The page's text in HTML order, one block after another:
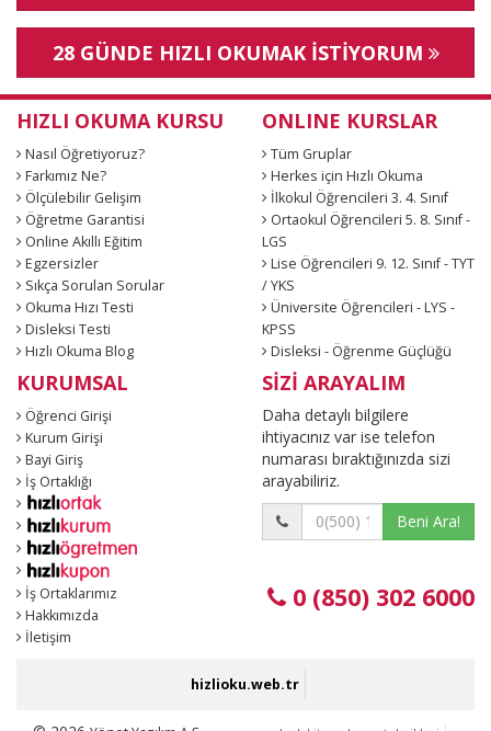
28 GÜNDE HIZLI OKUMAK İSTİYORUM
HIZLI OKUMA KURSU
Nasıl Öğretiyoruz?
Farkımız Ne?
Ölçülebilir Gelişim
Öğretme Garantisi
Online Akıllı Eğitim
Egzersizler
Sıkça Sorulan Sorular
Okuma Hızı Testi
Disleksi Testi
Hızlı Okuma Blog
ONLINE KURSLAR
Tüm Gruplar
Herkes için Hızlı Okuma
İlkokul Öğrencileri 3. 4. Sınıf
Ortaokul Öğrencileri 5. 8. Sınıf -
LGS
Lise Öğrencileri 9. 12. Sınıf - TYT
/ YKS
Üniversite Öğrencileri - LYS -
KPSS
Disleksi - Öğrenme Güçlüğü
KURUMSAL
Öğrenci Girişi
Kurum Girişi
Bayi Giriş
İş Ortaklığı
İş Ortaklarımız
Hakkımızda
İletişim
SİZİ ARAYALIM
Daha detaylı bilgilere
ihtiyacınız var ise telefon
numarası bıraktığınızda sizi
arayabiliriz.
Beni Ara!
0 (850) 302 6000
hizlioku.web.tr